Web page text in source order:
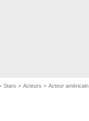
Stars Acteurs Acteur américain